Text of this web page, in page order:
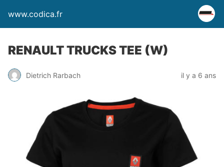
www.codica.fr
RENAULT TRUCKS TEE (W)
Dietrich Rarbach il y a 6 ans